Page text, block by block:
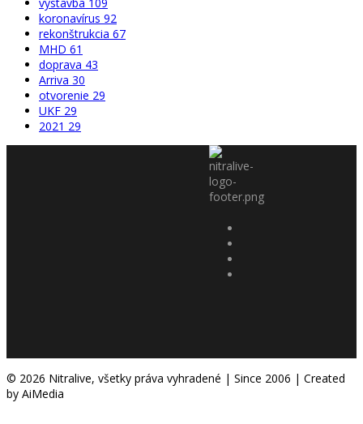
koronavírus 92
rekonštrukcia 67
MHD 61
doprava 43
Arriva 30
otvorenie 29
UKF 29
2021 29
© 2026 Nitralive, všetky práva vyhradené | Since 2006 | Created
by AiMedia